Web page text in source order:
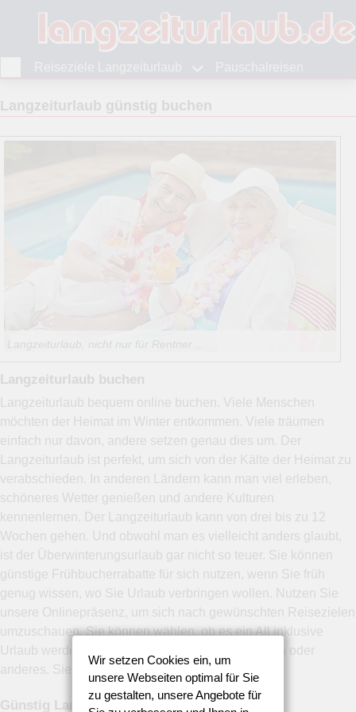
Langzeiturlaub günstig buchen
Langzeiturlaub, nicht nur für Rentner ...
Langzeiturlaub buchen
Langzeiturlaub bequem online buchen. Viele Menschen
möchten der Heimat im Winter entkommen. Viele träumen
einfach nur davon, andere setzen genau dies um. Der
Langzeiturlaub ist perfekt, um sich von der Kälte der Heimat zu
verabschieden. In anderen Ländern kann man viel erleben,
schöneres Wetter genießen und andere Kulturen
kennenlernen. Der Langzeiturlaub kann von drei bis zu 12
Wochen gehen. Und obwohl man es vielleicht anders glaubt,
ist der Überwinterungsurlaub gar nicht so teuer. Sie können
günstige Frühbucherrabatte für sich nutzen, wenn Sie früh
genug wissen, wo Sie Urlaub verbringen wollen. Nutzen Sie
unsere Onlinepräsenz, um sich nach gewünschten Reisezielen
umzuschauen. Sie können wählen, ob es ein All inklusive
Urlaub werden soll, ob Sie Halbpension wünschen oder
anderes. Sie selbst wählen den perfekten Urlaub.
Günstig Langzeiturlaub buchen
Wir setzen Cookies ein, um
unsere Webseiten optimal für Sie
zu gestalten, unsere Angebote für